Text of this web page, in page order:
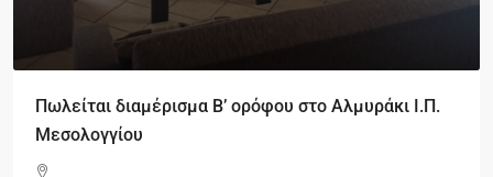
Πωλείται διαμέρισμα Β’ ορόφου στο Αλμυράκι Ι.Π.
Μεσολογγίου